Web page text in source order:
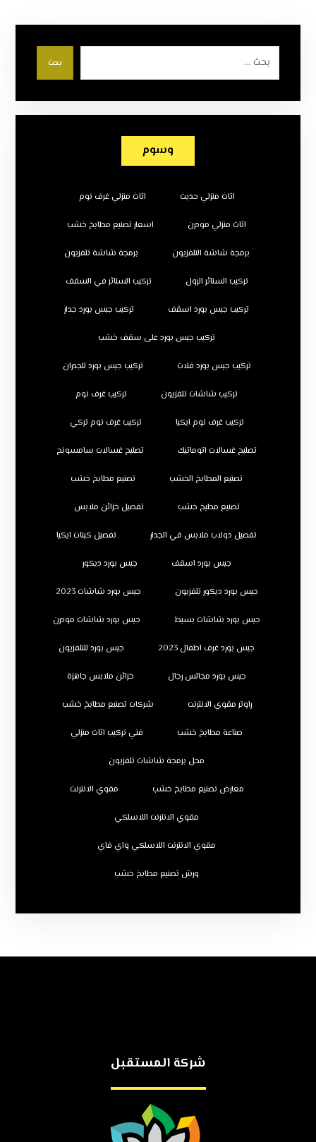
بحث
وسوم
اثاث منزلي حديث اثاث منزلي غرف نوم
اثاث منزلي مودرن اسعار تصنيع مطابخ خشب
برمجة شاشة التلفزيون برمجة شاشة تلفزيون
تركيب الستائر الرول تركيب الستائر في السقف
تركيب جبس بورد اسقف تركيب جبس بورد جدار
تركيب جبس بورد على سقف خشب
تركيب جبس بورد فلات تركيب جبس بورد للجدران
تركيب شاشات تلفزيون تركيب غرف نوم
تركيب غرف نوم ايكيا تركيب غرف نوم تركي
تصليح غسالات اتوماتيك تصليح غسالات سامسونج
تصنيع المطابخ الخشب تصنيع مطابخ خشب
تصنيع مطبخ خشب تفصيل خزائن ملابس
تفصيل دولاب ملابس في الجدار تفصيل كبتات ايكيا
جبس بورد اسقف جبس بورد ديكور
جبس بورد ديكور تلفزيون جبس بورد شاشات 2023
جبس بورد شاشات بسيط جبس بورد شاشات مودرن
جبس بورد غرف اطفال 2023 جبس بورد للتلفزيون
جبس بورد مجالس رجال خزائن ملابس جاهزة
راوتر مقوي الانترنت شركات تصنيع مطابخ خشب
صناعة مطابخ خشب فني تركيب اثاث منزلي
محل برمجة شاشات تلفزيون
معارض تصنيع مطابخ خشب مقوي الانترنت
مقوي الانترنت اللاسلكي
مقوي الانترنت اللاسلكي واي فاي
ورش تصنيع مطابخ خشب
شركة المستقبل